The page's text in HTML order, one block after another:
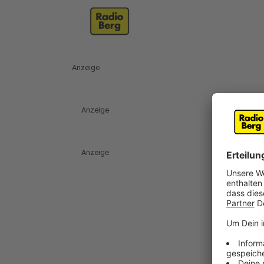
Anzeige
Anzeige
Anzeige